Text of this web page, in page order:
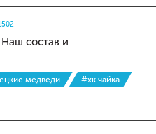
состав и
медведи
#хк чайка